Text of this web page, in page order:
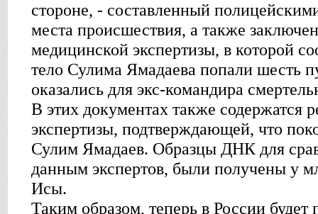
стороне, - составленный
места происшествия, а также
медицинской экспертизы, в которой
тело Сулима Ямадаева попали шесть
оказались для экс-командира
В этих документах также содержатся
экспертизы, подтверждающей, что
Сулим Ямадаев. Образцы ДНК для
данным экспертов, были получены у
Исы.
Таким образом, теперь в России будет